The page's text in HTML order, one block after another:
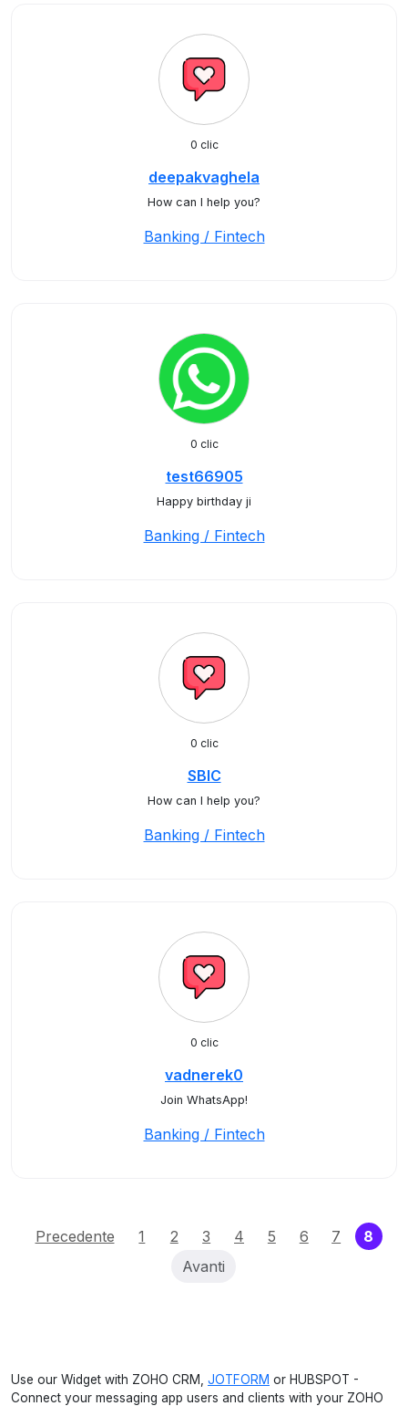
0 clic
deepakvaghela
How can I help you?
Banking / Fintech
0 clic
test66905
Happy birthday ji
Banking / Fintech
0 clic
SBIC
How can I help you?
Banking / Fintech
0 clic
vadnerek0
Join WhatsApp!
Banking / Fintech
Precedente 1 2 3 4 5 6 7 8
Avanti
Use our Widget with ZOHO CRM, JOTFORM or HUBSPOT -
Connect your messaging app users and clients with your ZOHO